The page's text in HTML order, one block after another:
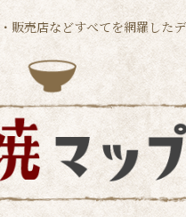
販売店などすべてを網羅した